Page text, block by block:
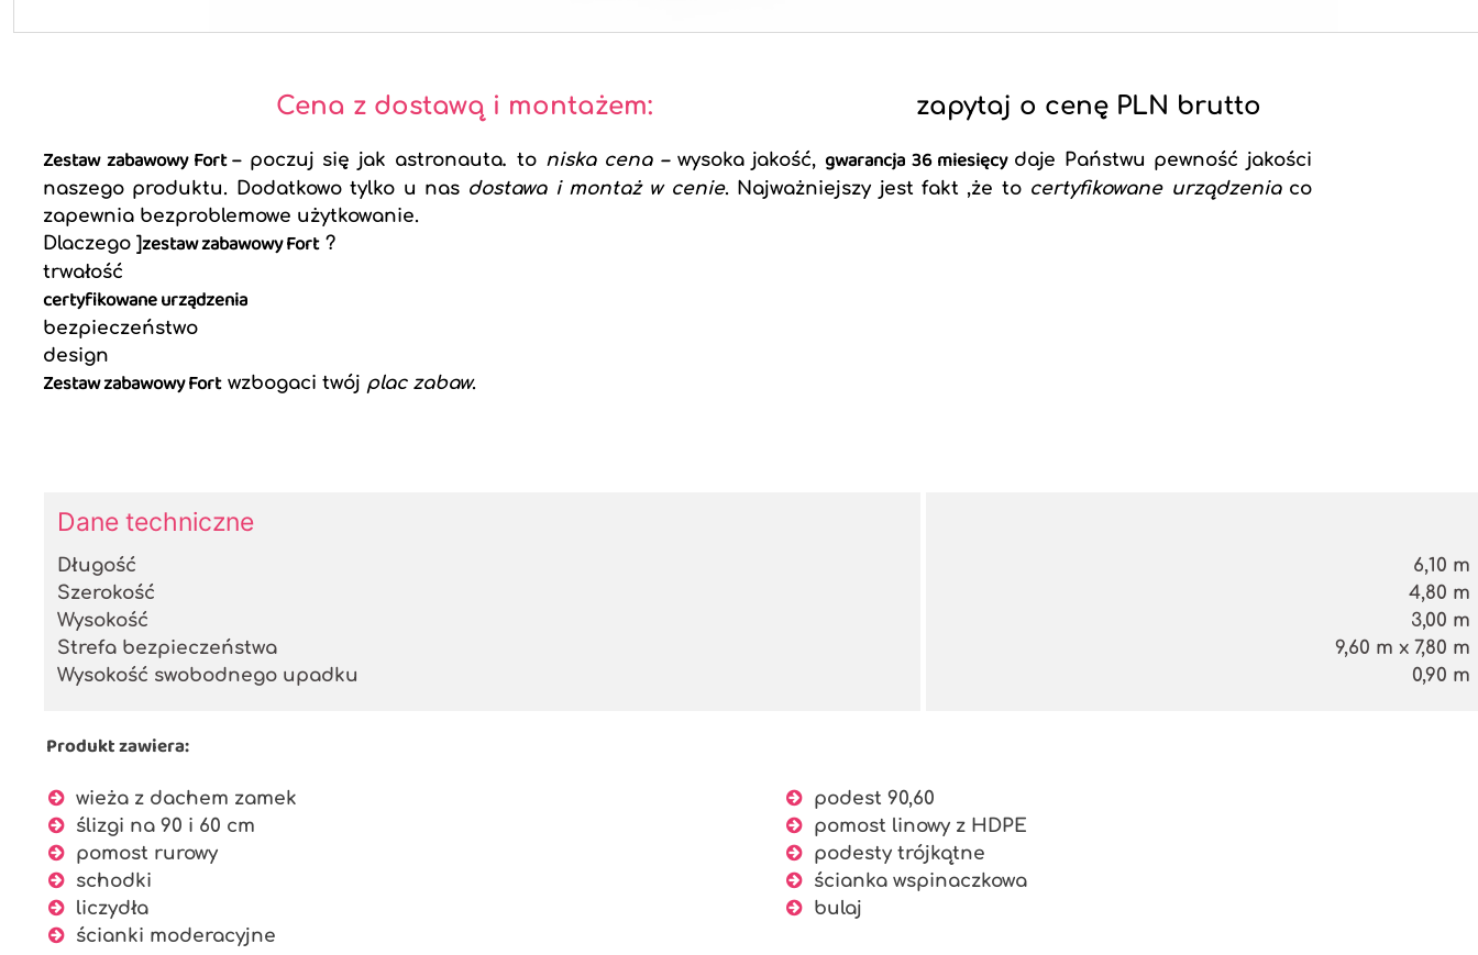
Cena z dostawą i montażem: zapytaj o cenę PLN brutto
Zestaw zabawowy Fort– poczuj się jak astronauta. toniska cena – wysoka jakość, gwarancja 36 miesięcy daje Państwu pewność jakości
naszego produktu. Dodatkowo tylko u nas dostawa i montaż w cenie. Najważniejszy jest fakt ,że to certyfikowane urządzenia co
zapewnia bezproblemowe użytkowanie.
Dlaczego ]zestaw zabawowy Fort ?
trwałość
certyfikowane urządzenia
bezpieczeństwo
design
Zestaw zabawowy Fort wzbogaci twój plac zabaw.
Dane techniczne
Długość
Szerokość
Wysokość
Strefa bezpieczeństwa
Wysokość swobodnego upadku
6,10 m
4,80 m
3,00 m
9,60 m x 7,80 m
0,90 m
Produkt zawiera:
wieża z dachem zamek
podest 90,60
ślizgi na 90 i 60 cm
pomost linowy z HDPE
pomost rurowy
podesty trójkątne
schodki
ścianka wspinaczkowa
liczydła
bulaj
ścianki moderacyjne